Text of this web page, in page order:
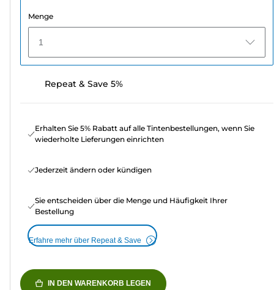
Menge
1
Repeat & Save 5%
Erhalten Sie 5% Rabatt auf alle Tintenbestellungen, wenn Sie
wiederholte Lieferungen einrichten
Jederzeit ändern oder kündigen
Sie entscheiden über die Menge und Häufigkeit Ihrer
Bestellung
Erfahre mehr über Repeat & Save
IN DEN WARENKORB LEGEN